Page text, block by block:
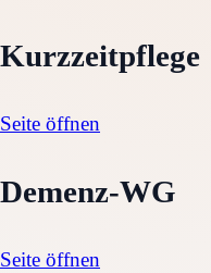
Kurzzeitpflege
Seite öffnen
Demenz-WG
Seite öffnen